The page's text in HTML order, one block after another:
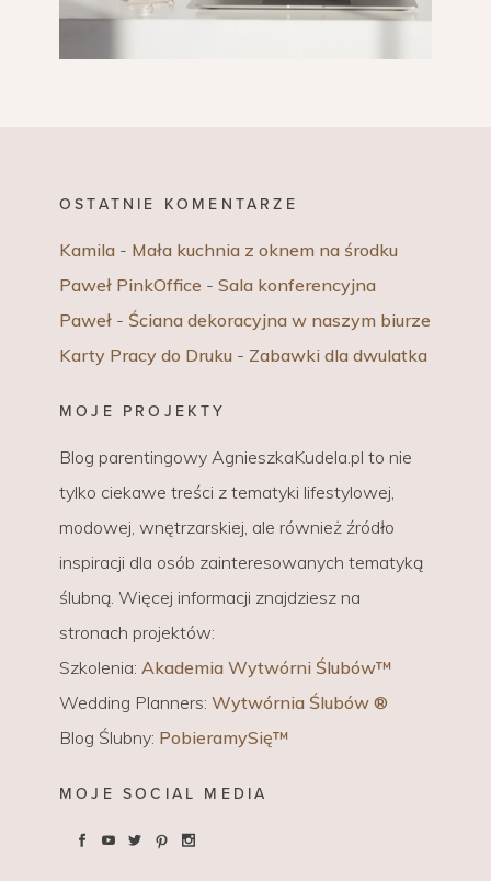
OSTATNIE KOMENTARZE
Kamila - Mała kuchnia z oknem na środku
Paweł PinkOffice - Sala konferencyjna
Paweł - Ściana dekoracyjna w naszym biurze
Karty Pracy do Druku - Zabawki dla dwulatka
MOJE PROJEKTY
Blog parentingowy AgnieszkaKudela.pl to nie
tylko ciekawe treści z tematyki lifestylowej,
modowej, wnętrzarskiej, ale również źródło
inspiracji dla osób zainteresowanych tematyką
ślubną. Więcej informacji znajdziesz na
stronach projektów:
Szkolenia: Akademia Wytwórni Ślubów™
Wedding Planners: Wytwórnia Ślubów ®
Blog Ślubny: PobieramySię™
MOJE SOCIAL MEDIA